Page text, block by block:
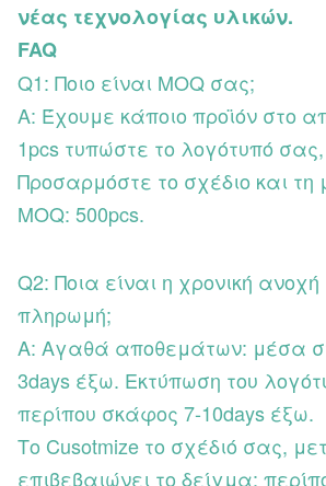
νέας τεχνολογίας υλικών.
FAQ
Q1: Ποιο είναι MOQ σας;
Α: Έχουμε κάποιο προϊόν στο
1pcs τυπώστε το λογότυπό
Προσαρμόστε το σχέδιο και
MOQ: 500pcs.
Q2: Ποια είναι η χρονική
πληρωμή;
Α: Αγαθά αποθεμάτων: μέσα
3days έξω. Εκτύπωση του
περίπου σκάφος 7-10days έξω.
Το Cusotmize το σχέδιό σας,
επιβεβαιώνει το δείγμα: